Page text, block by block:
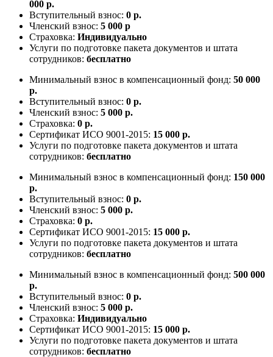
000 р.
Вступительный взнос: 0 р.
Членский взнос: 5 000 р
Страховка: Индивидуально
Услуги по подготовке пакета документов и штата
сотрудников: бесплатно
Минимальный взнос в компенсационный фонд: 50 000
р.
Вступительный взнос: 0 р.
Членский взнос: 5 000 р.
Страховка: 0 р.
Сертификат ИСО 9001-2015: 15 000 р.
Услуги по подготовке пакета документов и штата
сотрудников: бесплатно
Минимальный взнос в компенсационный фонд: 150 000
р.
Вступительный взнос: 0 р.
Членский взнос: 5 000 р.
Страховка: 0 р.
Сертификат ИСО 9001-2015: 15 000 р.
Услуги по подготовке пакета документов и штата
сотрудников: бесплатно
Минимальный взнос в компенсационный фонд: 500 000
р.
Вступительный взнос: 0 р.
Членский взнос: 5 000 р.
Страховка: Индивидуально
Сертификат ИСО 9001-2015: 15 000 р.
Услуги по подготовке пакета документов и штата
сотрудников: бесплатно